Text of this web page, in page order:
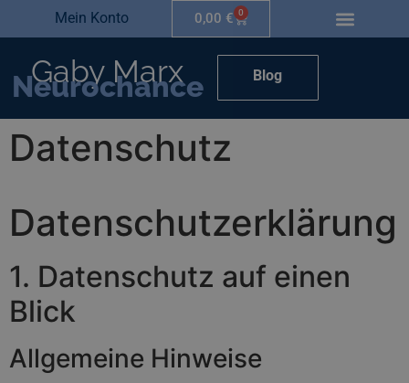
Mein Konto 0,00 € 0
Gaby Marx
Neurochance Blog
Datenschutz
Datenschutz­erklärung
1. Datenschutz auf einen
Blick
Allgemeine Hinweise